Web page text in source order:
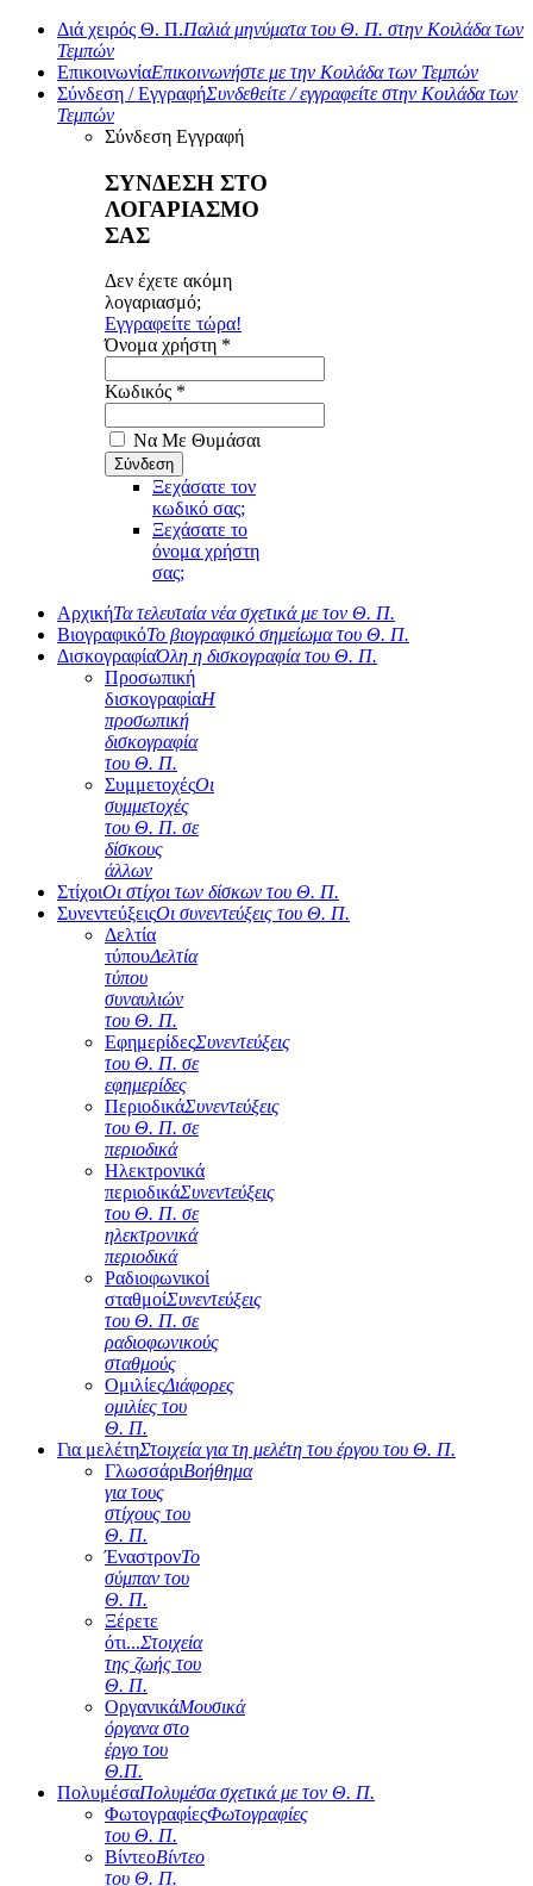
Διά χειρός Θ. Π.Παλιά μηνύματα του Θ. Π. στην Κοιλάδα των
Τεμπών
ΕπικοινωνίαΕπικοινωνήστε με την Κοιλάδα των Τεμπών
Σύνδεση / ΕγγραφήΣυνδεθείτε / εγγραφείτε στην Κοιλάδα των
Τεμπών
Σύνδεση Εγγραφή
ΣΥΝΔΕΣΗ ΣΤΟ
ΛΟΓΑΡΙΑΣΜΟ
ΣΑΣ
Δεν έχετε ακόμη
λογαριασμό;
Εγγραφείτε τώρα!
Όνομα χρήστη *
Κωδικός *
Να Με Θυμάσαι
Ξεχάσατε τον
κωδικό σας;
Ξεχάσατε το
όνομα χρήστη
σας;
ΑρχικήΤα τελευταία νέα σχετικά με τον Θ. Π.
ΒιογραφικόΤο βιογραφικό σημείωμα του Θ. Π.
ΔισκογραφίαΌλη η δισκογραφία του Θ. Π.
Προσωπική
δισκογραφίαΗ
προσωπική
δισκογραφία
του Θ. Π.
ΣυμμετοχέςΟι
συμμετοχές
του Θ. Π. σε
δίσκους
άλλων
ΣτίχοιΟι στίχοι των δίσκων του Θ. Π.
ΣυνεντεύξειςΟι συνεντεύξεις του Θ. Π.
Δελτία
τύπουΔελτία
τύπου
συναυλιών
του Θ. Π.
ΕφημερίδεςΣυνεντεύξεις
του Θ. Π. σε
εφημερίδες
ΠεριοδικάΣυνεντεύξεις
του Θ. Π. σε
περιοδικά
Ηλεκτρονικά
περιοδικάΣυνεντεύξεις
του Θ. Π. σε
ηλεκτρονικά
περιοδικά
Ραδιοφωνικοί
σταθμοίΣυνεντεύξεις
του Θ. Π. σε
ραδιοφωνικούς
σταθμούς
ΟμιλίεςΔιάφορες
ομιλίες του
Θ. Π.
Για μελέτηΣτοιχεία για τη μελέτη του έργου του Θ. Π.
ΓλωσσάριΒοήθημα
για τους
στίχους του
Θ. Π.
ΈναστρονΤο
σύμπαν του
Θ. Π.
Ξέρετε
ότι...Στοιχεία
της ζωής του
Θ. Π.
ΟργανικάΜουσικά
όργανα στο
έργο του
Θ.Π.
ΠολυμέσαΠολυμέσα σχετικά με τον Θ. Π.
ΦωτογραφίεςΦωτογραφίες
του Θ. Π.
ΒίντεοΒίντεο
του Θ. Π.